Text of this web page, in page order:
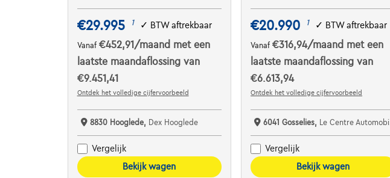
€29.995 1 ✓ BTW aftrekbaar
Vanaf €452,91 /maand met een
laatste maandaflossing van
€9.451,41
Ontdek het volledige cijfervoorbeeld
8830 Hooglede, Dex Hooglede
Vergelijk
Bekijk wagen
€20.990 1 ✓ BTW aftrekbaar
Vanaf€316,94/maand met een
laatste maandaflossing van
€6.613,94
Ontdek het volledige cijfervoorbeeld
6041 Gosselies, Le Centre Automobile Audi
Vergelijk
Bekijk wagen